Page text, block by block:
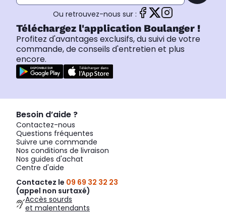
Ou retrouvez-nous sur :
Téléchargez l'application Boulanger !
Profitez d'avantages exclusifs, du suivi de votre
commande, de conseils d'entretien et plus
encore.
Besoin d’aide ?
Contactez-nous
Questions fréquentes
Suivre une commande
Nos conditions de livraison
Nos guides d'achat
Centre d'aide
Contactez le 09 69 32 32 23
(appel non surtaxé)
Accès sourds
et malentendants